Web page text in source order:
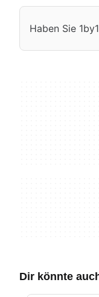
Haben Sie
Dir könnte